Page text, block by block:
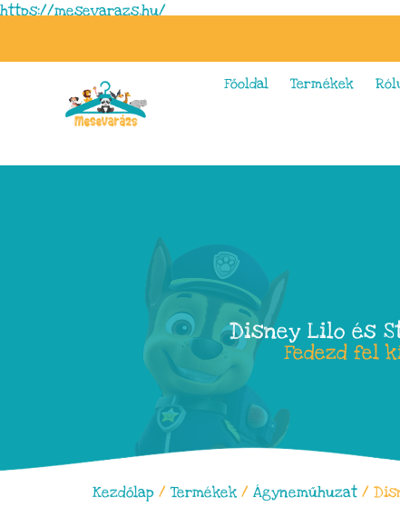
https://mesevarazs.hu/
Főoldal Termékek
Disney Lilo és
Fedezd fel
Kezdőlap / Termékek / Ágyneműhuzat /